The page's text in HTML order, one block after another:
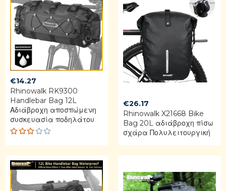
€14.27
Rhinowalk RK9300
Handlebar Bag 12L
Αδιάβροχη αποσπώμενη
συσκευασία ποδηλάτου
Rate
d
3.00
out
of 5
€26.17
Rhinowalk X21668 Bike
Bag 20L αδιάβροχη πίσω
σχάρα Πολυλειτουργική